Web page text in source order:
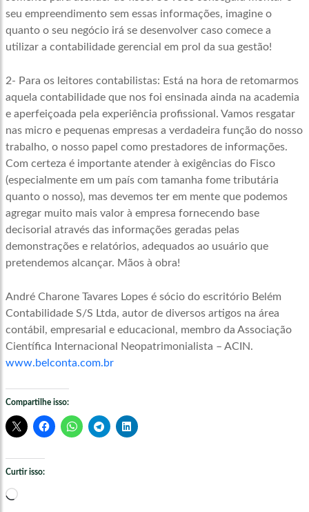
seu empreendimento sem essas informações, imagine o
quanto o seu negócio irá se desenvolver caso comece a
utilizar a contabilidade gerencial em prol da sua gestão!
2- Para os leitores contabilistas: Está na hora de retomarmos
aquela contabilidade que nos foi ensinada ainda na academia
e aperfeiçoada pela experiência profissional. Vamos resgatar
nas micro e pequenas empresas a verdadeira função do nosso
trabalho, o nosso papel como prestadores de informações.
Com certeza é importante atender à exigências do Fisco
(especialmente em um país com tamanha fome tributária
quanto o nosso), mas devemos ter em mente que podemos
agregar muito mais valor à empresa fornecendo base
decisorial através das informações geradas pelas
demonstrações e relatórios, adequados ao usuário que
pretendemos alcançar. Mãos à obra!
André Charone Tavares Lopes é sócio do escritório Belém
Contabilidade S/S Ltda, autor de diversos artigos na área
contábil, empresarial e educacional, membro da Associação
Científica Internacional Neopatrimonialista – ACIN.
www.belconta.com.br
Compartilhe isso:
Curtir isso:
Carregando...